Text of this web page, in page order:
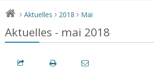
> Aktuelles > 2018 > Mai
Aktuelles - mai 2018